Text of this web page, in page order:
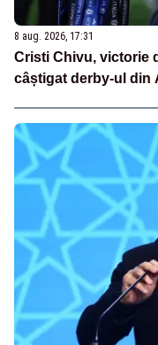
8 aug. 2026, 17:31
Cristi Chivu, victorie
câștigat derby-ul din